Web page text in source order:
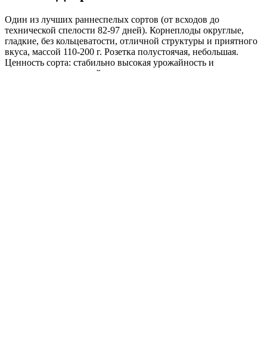
Один из лучших раннеспелых сортов (от всходов до
технической спелости 82-97 дней). Корнеплоды округлые,
гладкие, без кольцеватости, отличной структуры и приятного
вкуса, массой 110-200 г. Розетка полустоячая, небольшая.
Ценность сорта: стабильно высокая урожайность и
товарность, холодостойкость, раннее и дружное